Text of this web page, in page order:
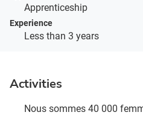
Apprenticeship
Experience
Less than 3 years
Activities
Nous sommes 40 000